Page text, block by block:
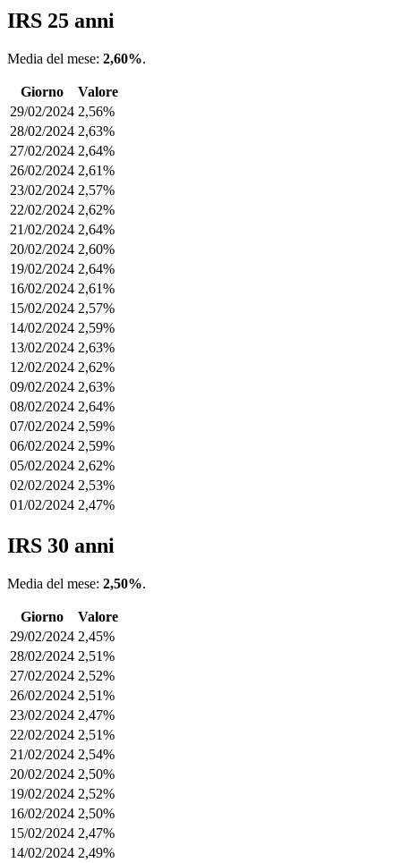
IRS 25 anni
Media del mese: 2,60%.
Giorno
Valore
29/02/2024 2,56%
28/02/2024 2,63%
27/02/2024 2,64%
26/02/2024 2,61%
23/02/2024 2,57%
22/02/2024 2,62%
21/02/2024 2,64%
20/02/2024 2,60%
19/02/2024 2,64%
16/02/2024 2,61%
15/02/2024 2,57%
14/02/2024 2,59%
13/02/2024 2,63%
12/02/2024 2,62%
09/02/2024 2,63%
08/02/2024 2,64%
07/02/2024 2,59%
06/02/2024 2,59%
05/02/2024 2,62%
02/02/2024 2,53%
01/02/2024 2,47%
IRS 30 anni
Media del mese: 2,50%.
Giorno
Valore
29/02/2024 2,45%
28/02/2024 2,51%
27/02/2024 2,52%
26/02/2024 2,51%
23/02/2024 2,47%
22/02/2024 2,51%
21/02/2024 2,54%
20/02/2024 2,50%
19/02/2024 2,52%
16/02/2024 2,50%
15/02/2024 2,47%
14/02/2024 2,49%